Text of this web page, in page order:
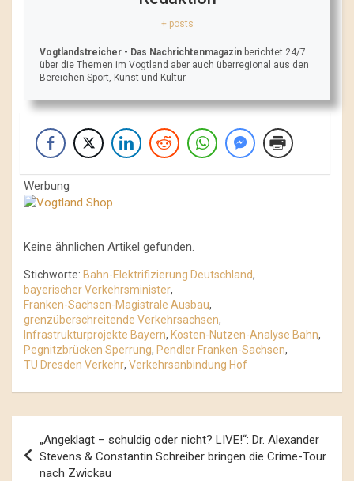
+ posts
Vogtlandstreicher - Das Nachrichtenmagazin berichtet 24/7
über die Themen im Vogtland aber auch überregional aus den
Bereichen Sport, Kunst und Kultur.
Werbung
Keine ähnlichen Artikel gefunden.
Stichworte: Bahn-Elektrifizierung Deutschland,
bayerischer Verkehrsminister,
Franken-Sachsen-Magistrale Ausbau,
grenzüberschreitende Verkehrsachsen,
Infrastrukturprojekte Bayern, Kosten-Nutzen-Analyse Bahn,
Pegnitzbrücken Sperrung, Pendler Franken-Sachsen,
TU Dresden Verkehr, Verkehrsanbindung Hof
Navigation
„Angeklagt – schuldig oder nicht? LIVE!“: Dr. Alexander
Stevens & Constantin Schreiber bringen die Crime-Tour
nach Zwickau